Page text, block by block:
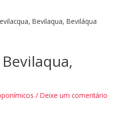
Bevilaqua, Beviláqua
/ Deixe um comentário